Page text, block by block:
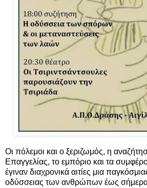
Οι πόλεμοι και ο ξεριζωμός, η
Επαγγελίας, το εμπόριο και τα
έγιναν διαχρονικά αιτίες μια
οδύσσειας των ανθρώπων έως